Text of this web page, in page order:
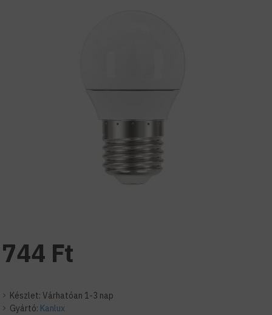
Készlet: Várhatóan 1-3 nap
Gyártó: Kanlux
744 Ft